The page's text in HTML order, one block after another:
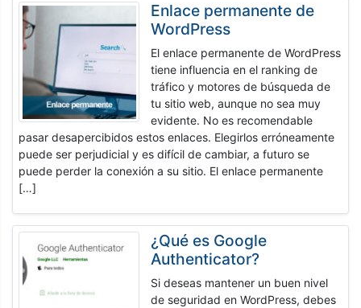
Enlace permanente de
WordPress
El enlace permanente de WordPress
tiene influencia en el ranking de
tráfico y motores de búsqueda de
tu sitio web, aunque no sea muy
evidente. No es recomendable
pasar desapercibidos estos enlaces. Elegirlos erróneamente
puede ser perjudicial y es difícil de cambiar, a futuro se
puede perder la conexión a su sitio. El enlace permanente
[…]
¿Qué es Google
Authenticator?
Si deseas mantener un buen nivel
de seguridad en WordPress, debes